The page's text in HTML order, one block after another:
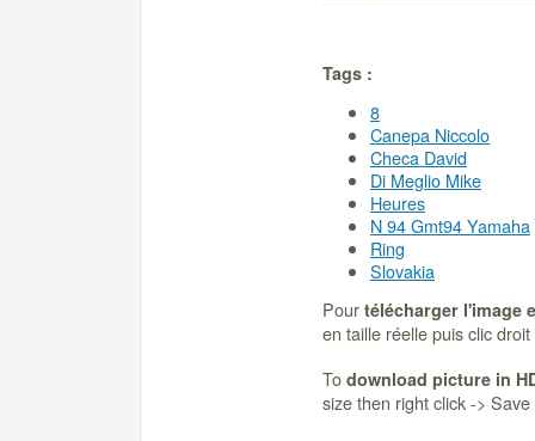
Tags :
8
Canepa Niccolo
Checa David
Di Meglio Mike
Heures
N 94 Gmt94 Yamaha
Ring
Slovakia
Pour télécharger l'image
en taille réelle puis clic
To download picture in
size then right click ->